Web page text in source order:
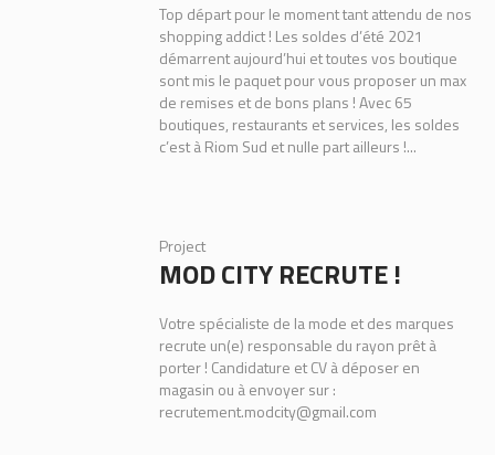
Top départ pour le moment tant attendu de nos
shopping addict ! Les soldes d’été 2021
démarrent aujourd’hui et toutes vos boutique
sont mis le paquet pour vous proposer un max
de remises et de bons plans ! Avec 65
boutiques, restaurants et services, les soldes
c’est à Riom Sud et nulle part ailleurs !...
Project
MOD CITY RECRUTE !
Votre spécialiste de la mode et des marques
recrute un(e) responsable du rayon prêt à
porter ! Candidature et CV à déposer en
magasin ou à envoyer sur :
recrutement.modcity@gmail.com